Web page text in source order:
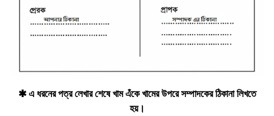
✱ এ ধরনের পত্র লেখার শেষে খাম এঁকে খামের উপরে সম্পাদকের ঠিকানা লিখতে
হয়।